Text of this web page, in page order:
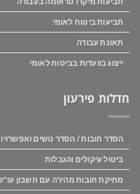
תביעות ביטוח לאומי
תאונת עבודה
ייצוג בוועדות בביטוח לאומי
חדלות פירעון
הסדר חובות / הסדר נושים
ביטול עיקולים והגבלות
מחיקת חובות מהירה עם חשבון עו"ש